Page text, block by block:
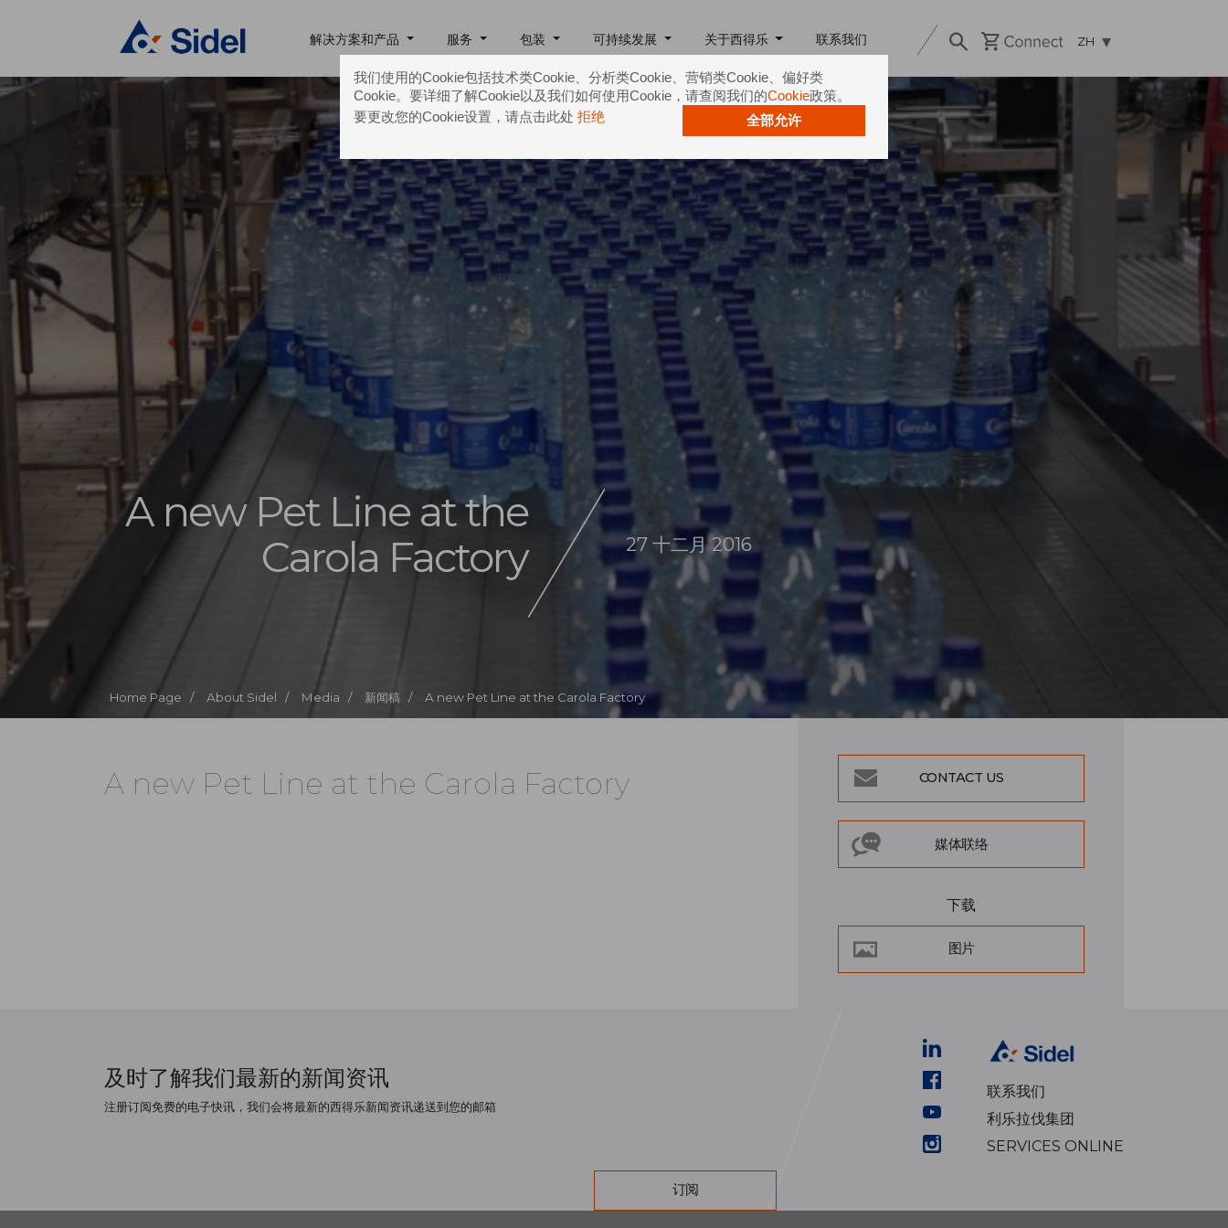
我们使用的Cookie包括技术类Cookie、分析类Cookie、营销类Cookie、偏好类
Cookie。要详细了解Cookie以及我们如何使用Cookie，请查阅我们的Cookie政策。
要更改您的Cookie设置，请点击此处 拒绝 全部允许
解决方案和产品 服务 包装 可持续发展 关于西得乐 联系我们 ZH
Home Page / About Sidel / Media / 新闻稿 / A new Pet Line at the Carola Factory
A new Pet Line at the
Carola Factory
27 十二月 2016
A new Pet Line at the Carola Factory CONTACT US
媒体联络
下载
图片
及时了解我们最新的新闻资讯
注册订阅免费的电子快讯，我们会将最新的西得乐新闻资讯递送到您的邮箱
订阅
联系我们
利乐拉伐集团
SERVICES ONLINE